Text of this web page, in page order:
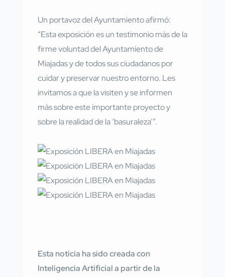
Un portavoz del Ayuntamiento afirmó:
“Esta exposición es un testimonio más de la
firme voluntad del Ayuntamiento de
Miajadas y de todos sus ciudadanos por
cuidar y preservar nuestro entorno. Les
invitamos a que la visiten y se informen
más sobre este importante proyecto y
sobre la realidad de la ‘basuraleza’”.
Esta noticia ha sido creada con
Inteligencia Artificial a partir de la